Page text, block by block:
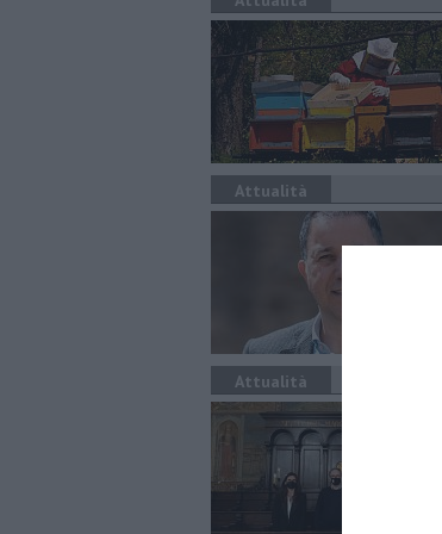
Attualità
Attualità